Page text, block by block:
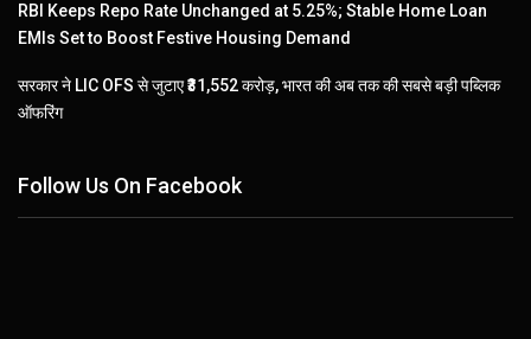
RBI Keeps Repo Rate Unchanged at 5.25%; Stable Home Loan
EMIs Set to Boost Festive Housing Demand
सरकार ने LIC OFS से जुटाए ₹31,552 करोड़, भारत की अब तक की सबसे बड़ी पब्लिक
ऑफरिंग
Follow Us On Facebook